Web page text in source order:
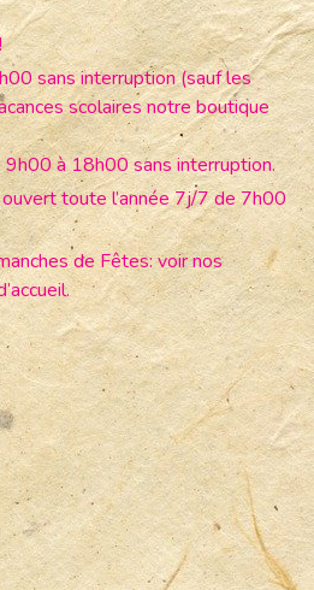
sans interruption (sauf les
scolaires notre boutique
9h00 à 18h00 sans interruption.
toute l’année 7j/7 de 7h00
de Fêtes: voir nos